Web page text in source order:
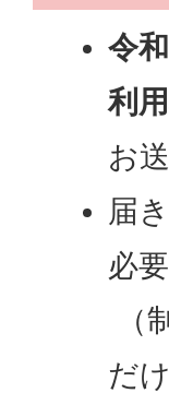
令
利
お
届
必
（
だ